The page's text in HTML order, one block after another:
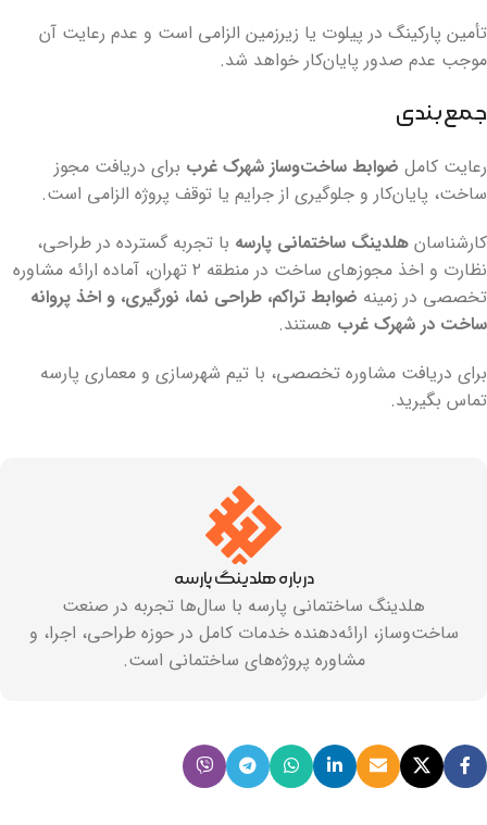
تأمین پارکینگ در پیلوت یا زیرزمین الزامی است و عدم رعایت آن
موجب عدم صدور پایان‌کار خواهد شد.
جمع‌بندی
رعایت کامل ضوابط ساخت‌وساز شهرک غرب برای دریافت مجوز
ساخت، پایان‌کار و جلوگیری از جرایم یا توقف پروژه الزامی است.
کارشناسان هلدینگ ساختمانی پارسه با تجربه گسترده در طراحی،
نظارت و اخذ مجوزهای ساخت در منطقه ۲ تهران، آماده ارائه مشاوره
تخصصی در زمینه ضوابط تراکم، طراحی نما، نورگیری، و اخذ پروانه
ساخت در شهرک غرب هستند.
برای دریافت مشاوره تخصصی، با تیم شهرسازی و معماری پارسه
تماس بگیرید.
درباره هلدینگ پارسه
هلدینگ ساختمانی پارسه با سال‌ها تجربه در صنعت
ساخت‌وساز، ارائه‌دهنده خدمات کامل در حوزه طراحی، اجرا، و
مشاوره پروژه‌های ساختمانی است.